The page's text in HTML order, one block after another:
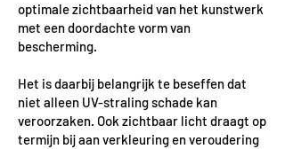
optimale zichtbaarheid van het kunstwerk
met een doordachte vorm van
bescherming.
Het is daarbij belangrijk te beseffen dat
niet alleen UV-straling schade kan
veroorzaken. Ook zichtbaar licht draagt op
termijn bij aan verkleuring en veroudering